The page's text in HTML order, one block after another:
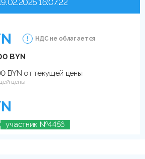
16:07:22
НДС не облагается
BYN
BYN от текущей цены
цены
участник №4456